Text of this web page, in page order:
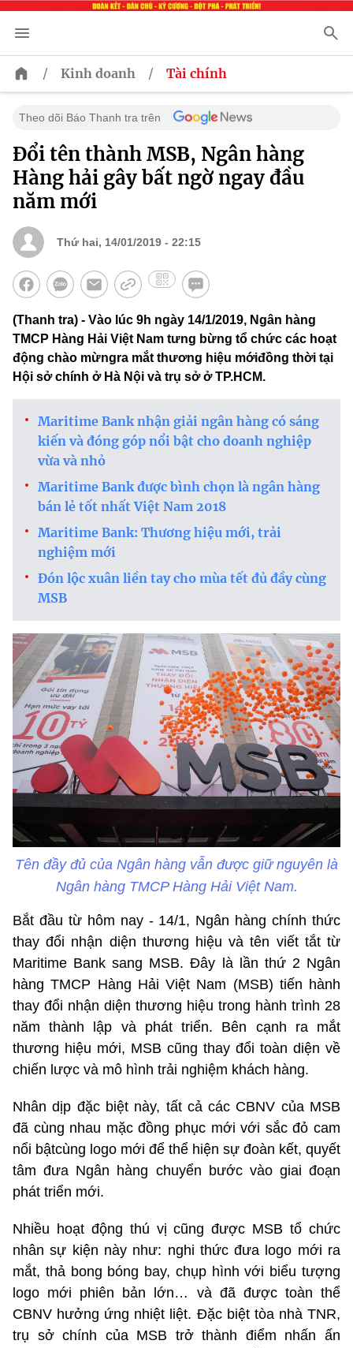
/ Kinh doanh / Tài chính
Theo dõi Báo Thanh tra trên
Đổi tên thành MSB, Ngân hàng
Hàng hải gây bất ngờ ngay đầu
năm mới
Thứ hai, 14/01/2019 - 22:15
(Thanh tra) - Vào lúc 9h ngày 14/1/2019, Ngân hàng
TMCP Hàng Hải Việt Nam tưng bừng tổ chức các hoạt
động chào mừngra mắt thương hiệu mớiđồng thời tại
Hội sở chính ở Hà Nội và trụ sở ở TP.HCM.
Maritime Bank nhận giải ngân hàng có sáng
kiến và đóng góp nổi bật cho doanh nghiệp
vừa và nhỏ
Maritime Bank được bình chọn là ngân hàng
bán lẻ tốt nhất Việt Nam 2018
Maritime Bank: Thương hiệu mới, trải
nghiệm mới
Đón lộc xuân liền tay cho mùa tết đủ đầy cùng
MSB
Tên đầy đủ của Ngân hàng vẫn được giữ nguyên là
Ngân hàng TMCP Hàng Hải Việt Nam.
Bắt đầu từ hôm nay - 14/1, Ngân hàng chính thức
thay đổi nhận diện thương hiệu và tên viết tắt từ
Maritime Bank sang MSB. Đây là lần thứ 2 Ngân
hàng TMCP Hàng Hải Việt Nam (MSB) tiến hành
thay đổi nhận diện thương hiệu trong hành trình 28
năm thành lập và phát triển. Bên cạnh ra mắt
thương hiệu mới, MSB cũng thay đổi toàn diện về
chiến lược và mô hình trải nghiệm khách hàng.
Nhân dịp đặc biệt này, tất cả các CBNV của MSB
đã cùng nhau mặc đồng phục mới với sắc đỏ cam
nổi bậtcùng logo mới để thể hiện sự đoàn kết, quyết
tâm đưa Ngân hàng chuyển bước vào giai đoạn
phát triển mới.
Nhiều hoạt động thú vị cũng được MSB tổ chức
nhân sự kiện này như: nghi thức đưa logo mới ra
mắt, thả bong bóng bay, chụp hình với biểu tượng
logo mới phiên bản lớn… và đã được toàn thể
CBNV hưởng ứng nhiệt liệt. Đặc biệt tòa nhà TNR,
trụ sở chính của MSB trở thành điểm nhấn ấn